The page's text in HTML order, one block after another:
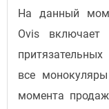
На данный
Ovis
все
момента